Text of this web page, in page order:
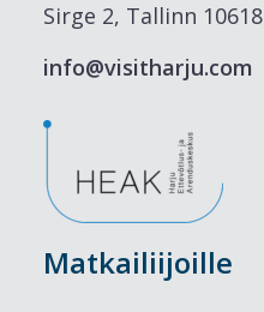
Sirge 2, Tallinn 10618
info@visitharju.com
Matkailiijoille